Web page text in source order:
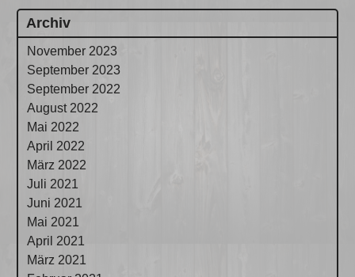
Archiv
November 2023
September 2023
September 2022
August 2022
Mai 2022
April 2022
März 2022
Juli 2021
Juni 2021
Mai 2021
April 2021
März 2021